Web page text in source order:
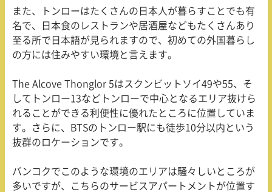
また、トンローはたくさんの日本人が暮らすことでも有
名で、日本食のレストランや居酒屋などもたくさんあり
至る所で日本語が見られますので、初めての外国暮らし
の方には住みやすい環境と言えます。
The Alcove Thonglor 5はスクンビットソイ49や55、そ
してトンロー13などトンローで中心となるエリア抜けら
れることができる利便性に優れたところに位置していま
す。さらに、
BTSのトンロー駅にも徒歩10分以内という
抜群のロケーションです。
バンコクでこのような環境のエリアは騒々しいところが
多いですが、こちらのサービスアパートメントが位置す